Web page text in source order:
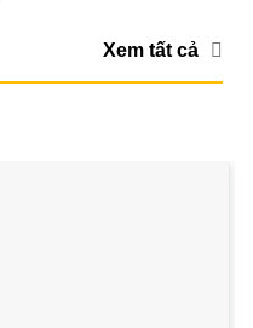
Xem tất cả